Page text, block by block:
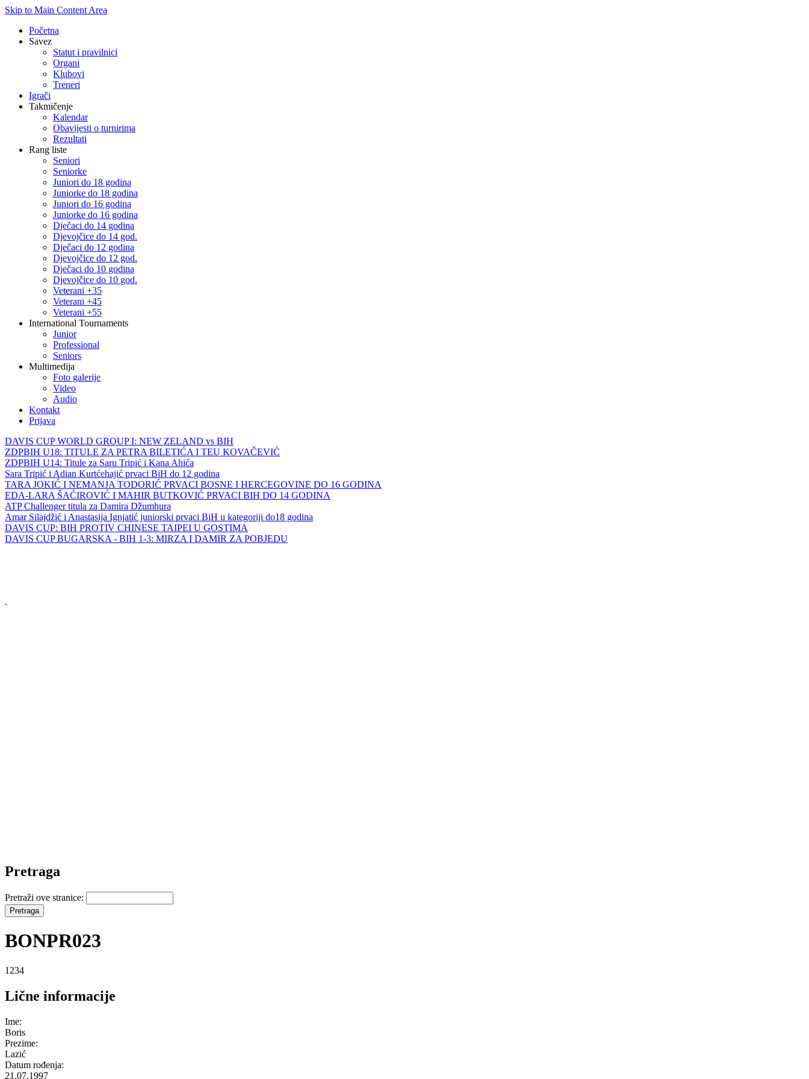
Skip to Main Content Area
Početna
Savez
Statut i pravilnici
Organi
Klubovi
Treneri
Igrači
Takmičenje
Kalendar
Obavijesti o turnirima
Rezultati
Rang liste
Seniori
Seniorke
Juniori do 18 godina
Juniorke do 18 godina
Juniori do 16 godina
Juniorke do 16 godina
Dječaci do 14 godina
Djevojčice do 14 god.
Dječaci do 12 godina
Djevojčice do 12 god.
Dječaci do 10 godina
Djevojčice do 10 god.
Veterani +35
Veterani +45
Veterani +55
International Tournaments
Junior
Professional
Seniors
Multimedija
Foto galerije
Video
Audio
Kontakt
Prijava
DAVIS CUP WORLD GROUP I: NEW ZELAND vs BIH
ZDPBIH U18: TITULE ZA PETRA BILETIĆA I TEU KOVAČEVIĆ
ZDPBIH U14: Titule za Saru Tripić i Kana Ahića
Sara Tripić i Adian Kurtćehajić prvaci BiH do 12 godina
TARA JOKIĆ I NEMANJA TODORIĆ PRVACI BOSNE I HERCEGOVINE DO 16 GODINA
EDA-LARA ŠAĆIROVIĆ I MAHIR BUTKOVIĆ PRVACI BIH DO 14 GODINA
ATP Challenger titula za Damira Džumhura
Amar Silajdžić i Anastasija Ignjatić juniorski prvaci BiH u kategoriji do18 godina
DAVIS CUP: BIH PROTIV CHINESE TAIPEI U GOSTIMA
DAVIS CUP BUGARSKA - BIH 1-3: MIRZA I DAMIR ZA POBJEDU
Pretraga
Pretraži ove stranice:
BONPR023
1234
Lične informacije
Ime:
Boris
Prezime:
Lazić
Datum rođenja:
21.07.1997